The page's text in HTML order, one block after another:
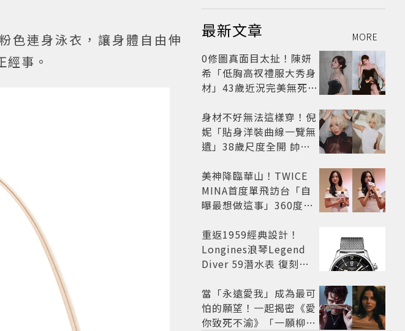
色連身泳衣，讓身體自由伸
事。
最新文章 MORE
0修圖真面目太扯！陳妍
希「低胸高衩禮服大秀身
材」43歲近況完美無死角
身材不好無法這樣穿！倪
妮「貼身洋裝曲線一覽無
遺」38歲尺度全開 帥氣
美神降臨華山！TWICE
MINA首度單飛訪台「自
曝最想做這事」360度0
開
重返1959經典設計！
Longines浪琴Legend
Diver 59潛水表 復刻懷
當「永遠愛我」成為最可
怕的願望！一起揭密《愛
你致死不渝》「一願柳」